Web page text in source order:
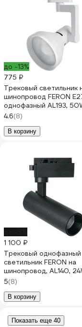
до -13%
775 ₽
Трековый светильник
шинопровод FERON
однофазный AL193,
230V, белый, корпус
41597
4.6(8)
В корзину
1 100 ₽
Трековый однофазный
светильник FERON на
шинопровод, AL140,
4000К белый, 2160Lm,
черный, 41612
5(8)
В корзину
Показать еще 40